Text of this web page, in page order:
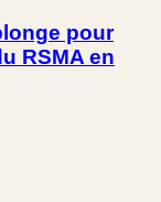
pour
RSMA en